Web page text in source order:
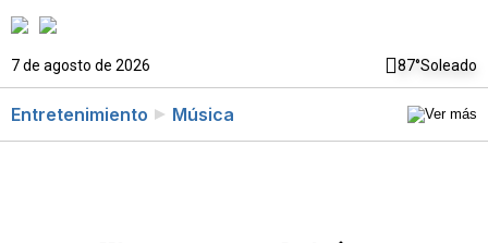
7 de agosto de 2026 87°Soleado
Entretenimiento Música